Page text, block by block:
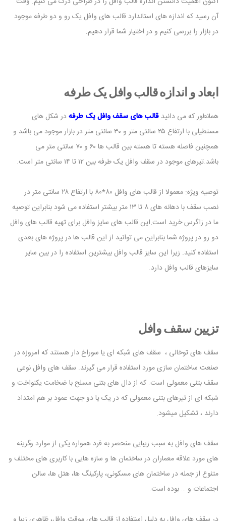
آن رسید که اندازه های استاندارد قالب های وافل یک رو و دو طرفه موجود
در بازار را بررسی کنیم و در اختیار شما قرار دهیم.
ابعاد و اندازه قالب وافل یک طرفه
همانطور که می دانید قالب های سقف وافل یک طرفهدر شکل های
مستطیلی با ارتفاع ۲۵ سانتی متر و ۳۰ سانتی متر در بازار موجود می باشد و
همچنین فاصله هسته تا هسته بین قالب ها ۶۰ و ۷۰ سانتی متر می
باشد.تیرهای موجود در سقف وافل یک طرفه بین ۱۲ تا ۱۴ سانتی متر است.
توصیه ویژه: معمولا از قالب های وافل ۸۰*۸۰ با ارتفاع ۲۸ سانتی متر در
نصب سقف با دهانه های ۸ تا ۱۳ متر بیشتر استفاده می شود بنابراین توصیه
ما در زاگرس خرید است.این قالب های سایز وافل برای تهیه قالب های وافل
دو رو در پروژه شما بنابراین می توانید از این قالب ها در پروژه های بعدی
استفاده کنید. زیرا این سایز قالب وافل بیشترین استفاده را در بین سایر
سایزهای قالب وافل دارد.
تزیین سقف وافل
سقف های توخالی ، سقف های شبکه ای یا سوراخ دار هستند که امروزه در
صنعت ساختمان سازی مورد استفاده قرار می گیرند. سقف های وافل نوعی
سقف بتنی معمولی است. که از دال های بتنی مسلح با ضخامت یکنواخت و
شبکه ای از تیرهای بتنی معمولی که در یک یا دو جهت عمود بر هم امتداد
دارند ، تشکیل میشود.
سقف های وافل به سبب زیبایی منحصر به فرد همواره یکی از موارد وگزینه
های مورد علاقه معماران در ساختمان ها و سازه هایی با کاربری های مختلف و
متنوع از جمله در ساختمان های مسکونی، پارکینگ ها، هتل ها، سالن
اجتماعات و … بوده است.